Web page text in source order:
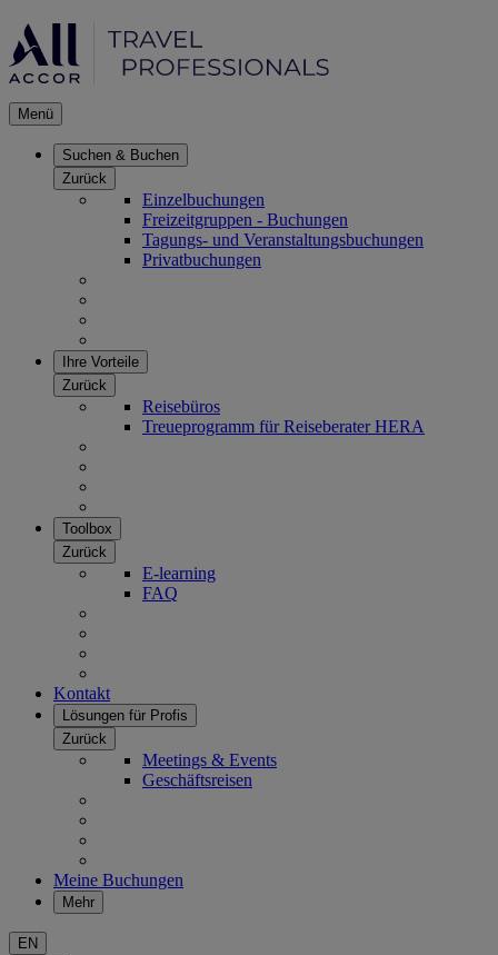
Menü
Suchen & Buchen
Zurück
Einzelbuchungen
Freizeitgruppen - Buchungen
Tagungs- und Veranstaltungsbuchungen
Privatbuchungen
Ihre Vorteile
Zurück
Reisebüros
Treueprogramm für Reiseberater HERA
Toolbox
Zurück
E-learning
FAQ
Kontakt
Lösungen für Profis
Zurück
Meetings & Events
Geschäftsreisen
Meine Buchungen
Mehr
EN